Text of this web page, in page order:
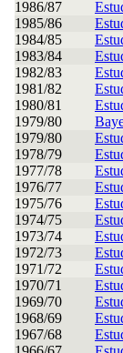
1986/87
1985/86
1984/85
1983/84
1982/83
1981/82
1980/81
1979/80
1979/80
1978/79
1977/78
1976/77
1975/76
1974/75
1973/74
1972/73
1971/72
1970/71
1969/70
1968/69
1967/68